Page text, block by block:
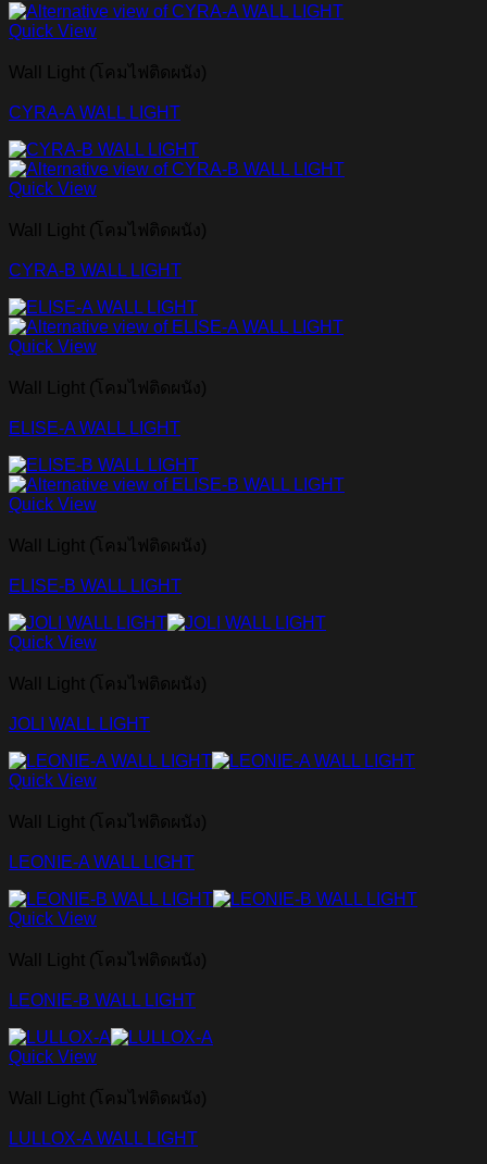
Quick View
Wall Light (โคมไฟติดผนัง)
CYRA-A WALL LIGHT
Quick View
Wall Light (โคมไฟติดผนัง)
CYRA-B WALL LIGHT
Quick View
Wall Light (โคมไฟติดผนัง)
ELISE-A WALL LIGHT
Quick View
Wall Light (โคมไฟติดผนัง)
ELISE-B WALL LIGHT
Quick View
Wall Light (โคมไฟติดผนัง)
JOLI WALL LIGHT
Quick View
Wall Light (โคมไฟติดผนัง)
LEONIE-A WALL LIGHT
Quick View
Wall Light (โคมไฟติดผนัง)
LEONIE-B WALL LIGHT
Quick View
Wall Light (โคมไฟติดผนัง)
LULLOX-A WALL LIGHT